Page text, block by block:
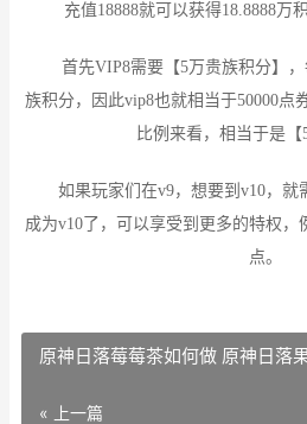
充值18888就可以获得18.8888万
首先VIP8需要【5万贵族积分】，
族积分，因此vip8也就相当于50000点
比例来看，相当于是【
如果玩家们在v9，想要到v10，就
成为v10了，可以享受到更多的特权，
点。
原神日落莓莓茶如何做 原神日落
« 上一篇